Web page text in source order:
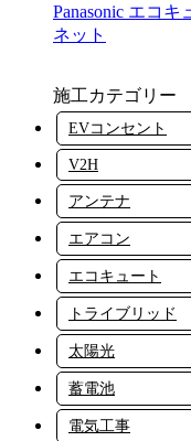
Panasonic エコ
ネット
施工カテゴリー
EVコンセント
V2H
アンテナ
エアコン
エコキュート
トライブリッド
太陽光
蓄電池
電気工事